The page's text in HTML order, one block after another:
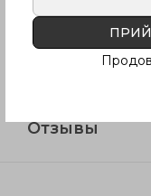
Инструкция
Отзывы